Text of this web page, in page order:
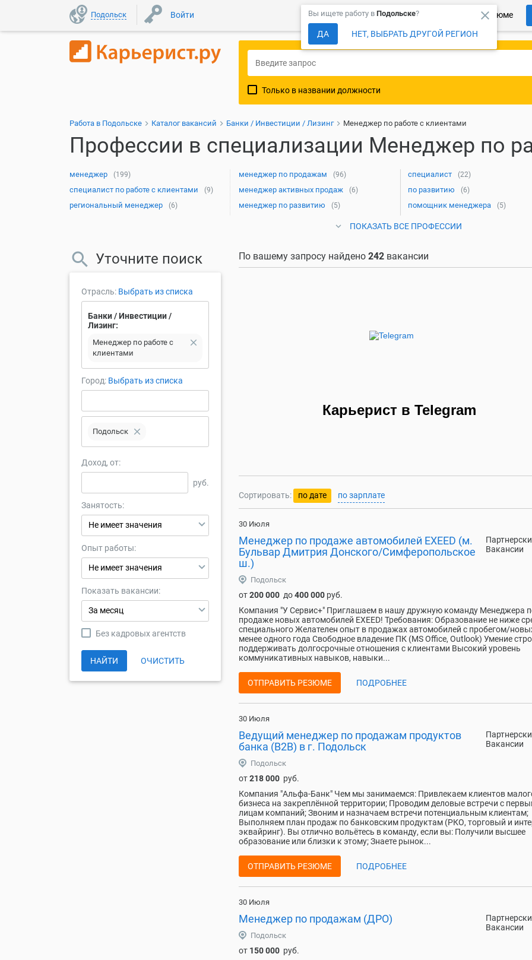
Подольск Войти Более 150 000 компаний ждут Ваше резюме
close
Вы ищете работу в Подольске?
ДА НЕТ, ВЫБРАТЬ ДРУГОЙ РЕГИОН
Только в названии должности
Работа в Подольске Каталог вакансий Банки / Инвестиции / Лизинг Менеджер по работе с клиентами
Профессии в специализации Менеджер по
менеджер (199) менеджер по продажам (96) специалист (22)
специалист по работе с клиентами (9) менеджер активных продаж (6) по развитию (6)
региональный менеджер (6) менеджер по развитию (5) помощник менеджера (5)
ПОКАЗАТЬ ВСЕ ПРОФЕССИИ
По вашему запросу найдено 242 вакансии
Карьерист в Telegram
Сортировать: по дате по зарплате
30 Июля
Вакансии
Менеджер по продаже автомобилей EXEED (м.
Бульвар Дмитрия Донского/Симферопольское
ш.)
Подольск
от200 000 до400 000 руб.
Компания "У Сервис+" Приглашаем в нашу дружную команду Менеджера
продаже новых автомобилей EXEED! Требования: Образование не ниже
специального Желателен опыт в продажах автомобилей с пробегом/
менее одного года Свободное владение ПК (MS Office, Outlook) Умение
поддерживать долгосрочные отношения с клиентами Высокий уровень
коммуникативных навыков, навыки...
ОТПРАВИТЬ РЕЗЮМЕ ПОДРОБНЕЕ
30 Июля
Вакансии
Ведущий менеджер по продажам продуктов
банка (B2B) в г. Подольск
Подольск
от218 000 руб.
Компания "Альфа-Банк" Чем мы занимаемся: Привлекаем клиентов
бизнеса на закреплённой территории; Проводим деловые встречи с
лицам компаний; Звоним и назначаем встречи потенциальным клиентам;
Выполняем план продаж по банковским продуктам (РКО, торговый и
эквайринг). Вы отлично вольётесь в команду, если вы: Получили высшее
образование или близки к этому; Знаете рынок...
ОТПРАВИТЬ РЕЗЮМЕ ПОДРОБНЕЕ
30 Июля
Вакансии
Менеджер по продажам (ДРО)
Подольск
от 150 000 руб.
Уточните поиск
Отрасль: Выбрать из списка
Банки / Инвестиции /
Лизинг:
Менеджер по работе с
клиентами
close
Город: Выбрать из списка
Подольск close
Доход, от:
руб.
Занятость:
Не имеет значения
Опыт работы:
Не имеет значения
Показать вакансии:
За месяц
Без кадровых агентств
НАЙТИ ОЧИСТИТЬ